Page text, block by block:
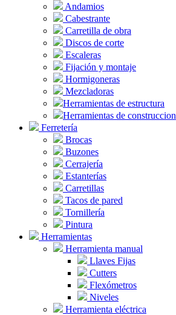
Andamios
Cabestrante
Carretilla de obra
Discos de corte
Escaleras
Fijación y montaje
Hormigoneras
Mezcladoras
Herramientas de estructura
Herramientas de construccion
Ferretería
Brocas
Buzones
Cerrajería
Estanterías
Carretillas
Tacos de pared
Tornillería
Pintura
Herramientas
Herramienta manual
Llaves Fijas
Cutters
Flexómetros
Niveles
Herramienta eléctrica